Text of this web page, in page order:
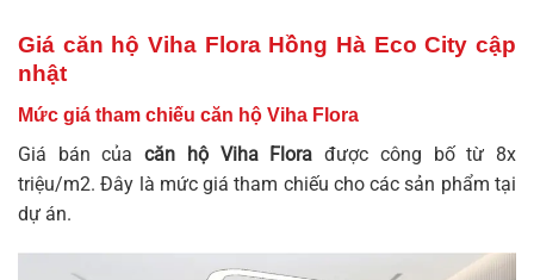
Giá căn hộ Viha Flora Hồng Hà Eco City cập
nhật
Mức giá tham chiếu căn hộ Viha Flora
Giá bán củacăn hộ Viha Flora được công bố từ 8x
triệu/m2. Đây là mức giá tham chiếu cho các sản phẩm tại
dự án.